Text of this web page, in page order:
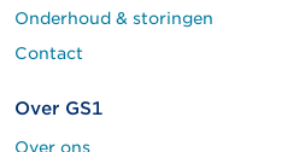
Onderhoud & storingen
Contact
Over GS1
Over ons